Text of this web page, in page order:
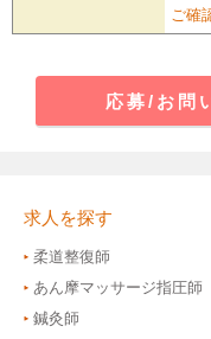
ご確
応募/お問
求人を探す
柔道整復師
あん摩マッサージ指圧師
鍼灸師